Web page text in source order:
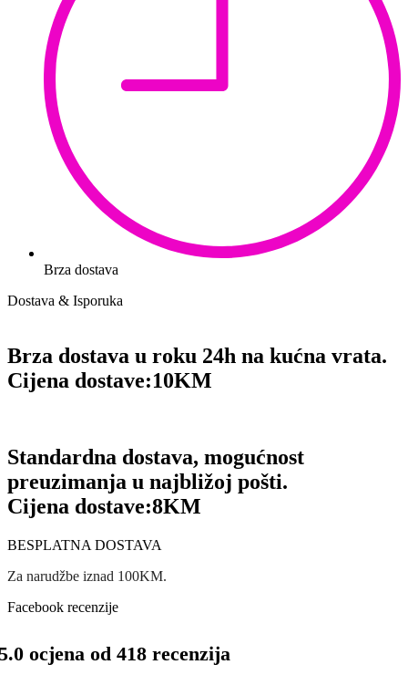
Brza dostava
Dostava & Isporuka
Brza dostava u roku 24h na kućna vrata.
Cijena dostave:10KM
Standardna dostava, mogućnost
preuzimanja u najbližoj pošti.
Cijena dostave:8KM
BESPLATNA DOSTAVA
Za narudžbe iznad 100KM.
Facebook recenzije
ocjena od 418 recenzija